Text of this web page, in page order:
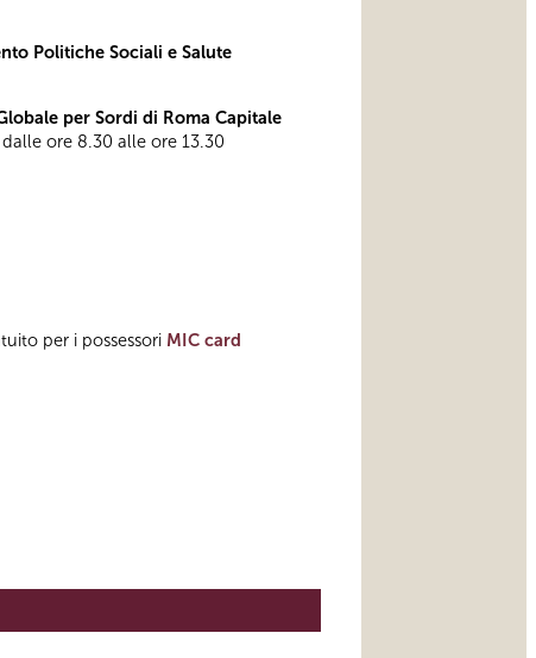
Politiche Sociali e Salute
per Sordi di Roma Capitale
ore 8.30 alle ore 13.30
per i possessori MIC card